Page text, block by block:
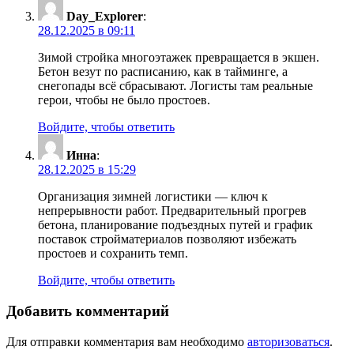
Day_Explorer:
28.12.2025 в 09:11
Зимой стройка многоэтажек превращается в экшен.
Бетон везут по расписанию, как в тайминге, а
снегопады всё сбрасывают. Логисты там реальные
герои, чтобы не было простоев.
Войдите, чтобы ответить
Инна:
28.12.2025 в 15:29
Организация зимней логистики — ключ к
непрерывности работ. Предварительный прогрев
бетона, планирование подъездных путей и график
поставок стройматериалов позволяют избежать
простоев и сохранить темп.
Войдите, чтобы ответить
Добавить комментарий
Для отправки комментария вам необходимо авторизоваться.